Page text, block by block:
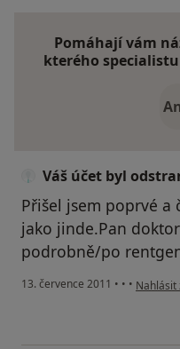
Pomáhají vám
kterého
Váš účet byl
Přišel jsem poprvé a
jako jinde.Pan
podrobně/po
13. července 2011 • • • podle
Nahlásit